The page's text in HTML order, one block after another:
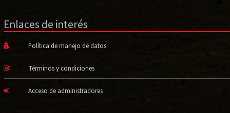
Enlaces de interés
Política de manejo de datos
Términos y condiciones
Acceso de administradores